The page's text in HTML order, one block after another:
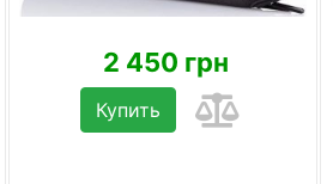
2 450 грн
Купить